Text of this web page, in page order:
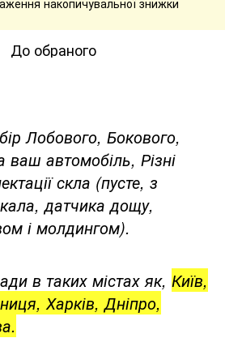
До обраного
Лобового, Бокового,
ваш автомобіль, Різні
скла (пусте, з
датчика дощу,
і молдингом).
містах як, Київ,
Харків, Дніпро,